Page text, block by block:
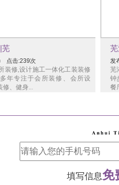
芜
点击:239次
装修,设计施工一体化工装装修
年专注于会所装修、会所设
、健身...
发
芜
钟
餐
填写信息免